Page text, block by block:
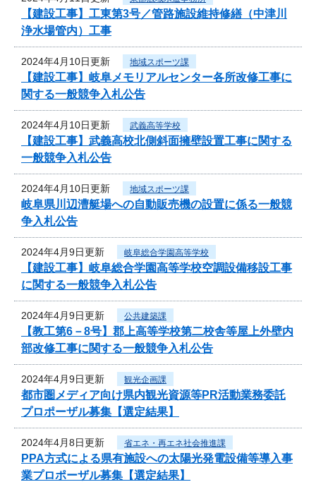
【建設工事】工東第3号／管路施設維持修繕（中津川
浄水場管内）工事
2024年4月10日更新 地域スポーツ課
【建設工事】岐阜メモリアルセンター各所改修工事に
関する一般競争入札公告
2024年4月10日更新 武義高等学校
【建設工事】武義高校北側斜面擁壁設置工事に関する
一般競争入札公告
2024年4月10日更新 地域スポーツ課
岐阜県川辺漕艇場への自動販売機の設置に係る一般競
争入札公告
2024年4月9日更新 岐阜総合学園高等学校
【建設工事】岐阜総合学園高等学校空調設備移設工事
に関する一般競争入札公告
2024年4月9日更新 公共建築課
【教工第6－8号】郡上高等学校第二校舎等屋上外壁内
部改修工事に関する一般競争入札公告
2024年4月9日更新 観光企画課
都市圏メディア向け県内観光資源等PR活動業務委託
プロポーザル募集【選定結果】
2024年4月8日更新 省エネ・再エネ社会推進課
PPA方式による県有施設への太陽光発電設備等導入事
業プロポーザル募集【選定結果】